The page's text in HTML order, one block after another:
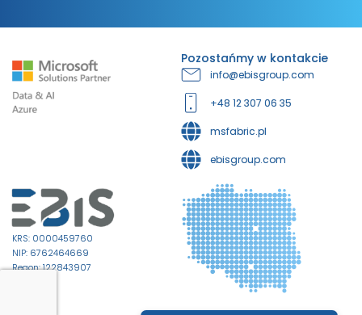
Pozostańmy w kontakcie
info@ebisgroup.com
+48 12 307 06 35
msfabric.pl
ebisgroup.com
KRS: 0000459760
NIP: 6762464669
Regon: 122843907